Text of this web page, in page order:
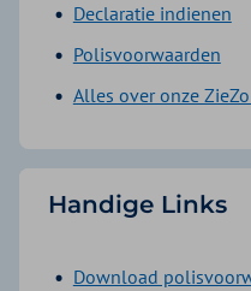
Declaratie indienen
Polisvoorwaarden
Alles over onze
Handige Links
Download